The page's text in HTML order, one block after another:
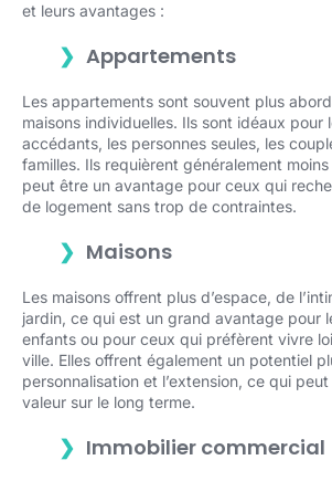
et leurs avantages :
Appartements
Les appartements sont souvent plus
maisons individuelles. Ils sont idéaux pour
accédants, les personnes seules, les
familles. Ils requièrent généralement
peut être un avantage pour ceux qui
de logement sans trop de contraintes.
Maisons
Les maisons offrent plus d’espace, de
jardin, ce qui est un grand avantage pour
enfants ou pour ceux qui préfèrent vivre
ville. Elles offrent également un potentiel
personnalisation et l’extension, ce qui
valeur sur le long terme.
Immobilier commercial